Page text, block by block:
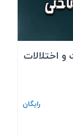
اختلالات
رایگان